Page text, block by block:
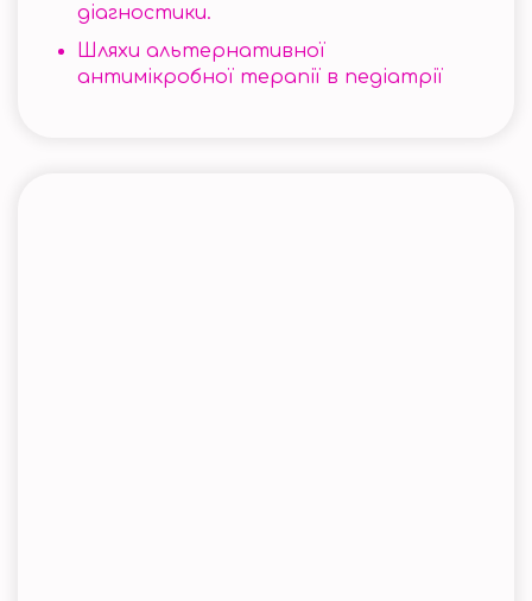
діагностики.
Шляхи альтернативної
антимікробної терапії в педіатрії